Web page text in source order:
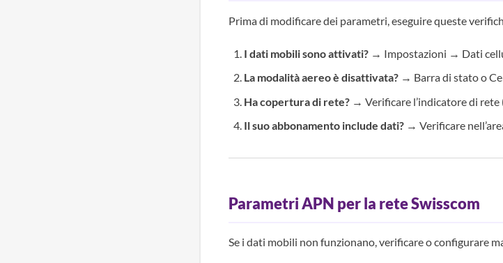
Prima di modificare dei parametri, eseguire queste
I dati mobili sono attivati?→ Impostazioni → Dati
La modalità aereo è disattivata?→ Barra di stato o
Ha copertura di rete?→ Verificare l’indicatore di rete
Il suo abbonamento include dati?→ Verificare
Parametri APN per la rete Swisscom
Se i dati mobili non funzionano, verificare o configurare